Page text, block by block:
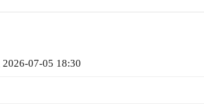
07-05 18:30